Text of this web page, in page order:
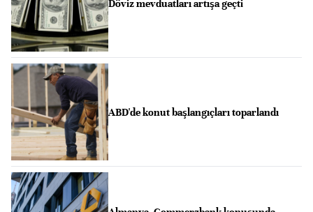
Döviz mevduatları artışa geçti
ABD'de konut başlangıçları toparlandı